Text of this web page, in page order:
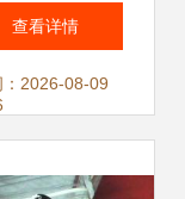
选可靠源头厂
保稳定的优
查看详情
2026-08-09